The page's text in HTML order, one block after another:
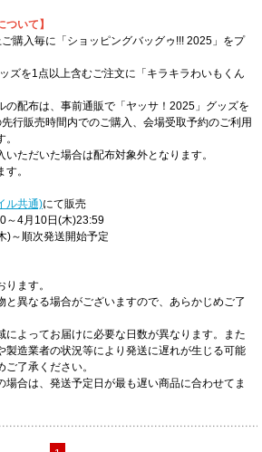
ついて】
購入毎に「ショッピングバッグゥ!!! 2025」をプ
ズを1点以上含むご注文に「キラキラわいもくん
の配布は、事前通販で「ヤッサ！2025」グッズを
行販売時間内でのご購入、会場受取予約のご利用
ただいた場合は配布対象外となります。
。
ル共通)にて販売
～4月10日(木)23:59
)～順次発送開始予定
ます。
と異なる場合がございますので、あらかじめご了
によってお届けに必要な日数が異なります。また
製造業者の状況等により発送に遅れが生じる可能
了承ください。
場合は、発送予定日が最も遅い商品に合わせてま